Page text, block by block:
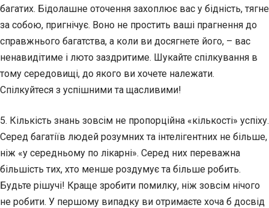
багатих. Бідолашне оточення захоплює вас у бідність, тягне
за собою, пригнічує. Воно не простить ваші прагнення до
справжнього багатства, а коли ви досягнете його, – вас
ненавидітиме і люто заздритиме. Шукайте спілкування в
тому середовищі, до якого ви хочете належати.
Спілкуйтеся з успішними та щасливими!
5. Кількість знань зовсім не пропорційна «кількості» успіху.
Серед багатіїв людей розумних та інтелігентних не більше,
ніж «у середньому по лікарні». Серед них переважна
більшість тих, хто менше роздумує та більше робить.
Будьте рішучі! Краще зробити помилку, ніж зовсім нічого
не робити. У першому випадку ви отримаєте хоча б досвід